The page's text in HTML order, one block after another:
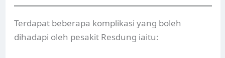
Terdapat beberapa komplikasi yang boleh
dihadapi oleh pesakit Resdung iaitu: